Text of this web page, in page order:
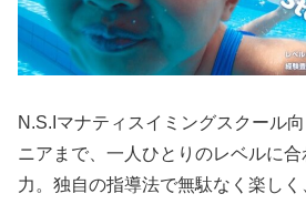
N.S.Iマナティスイミングスクール
ニアまで、一人ひとりのレベルに
力。独自の指導法で無駄なく楽し